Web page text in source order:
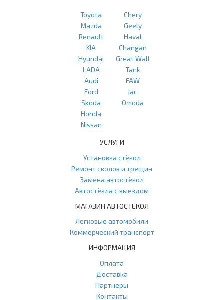
Toyota
Mazda
Renault
KIA
Hyundai
LADA
Audi
Ford
Skoda
Honda
Nissan
Chery
Geely
Haval
Changan
Great Wall
Tank
FAW
Jac
Omoda
УСЛУГИ
Установка стёкол
Ремонт сколов и трещин
Замена автостёкол
Автостёкла с выездом
МАГАЗИН АВТОСТЁКОЛ
Легковые автомобили
Коммерческий транспорт
ИНФОРМАЦИЯ
Оплата
Доставка
Партнеры
Контакты